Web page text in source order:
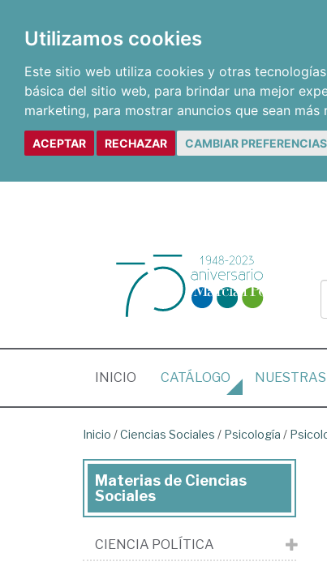
Utilizamos cookies
Este sitio web utiliza cookies y otras
básica del sitio web, para brindar una mejor
marketing, para mostrar anuncios que sean más
ACEPTAR RECHAZAR CAMBIAR PREFERENCIAS
INICIO (CURRENT)
CATÁLOGO NUESTRAS
Inicio /Ciencias Sociales / Psicología /
Materias de Ciencias
Sociales
CIENCIA POLÍTICA